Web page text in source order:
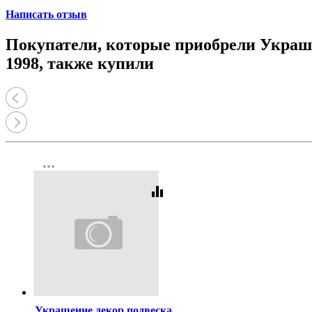
Написать отзыв
Покупатели, которые приобрели
1998, также купили
more_horiz
equalizer